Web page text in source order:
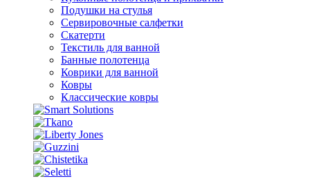
Подушки на стулья
Сервировочные салфетки
Скатерти
Текстиль для ванной
Банные полотенца
Коврики для ванной
Ковры
Классические ковры